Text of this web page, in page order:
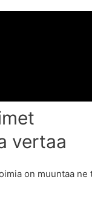
vertaa
on muuntaa